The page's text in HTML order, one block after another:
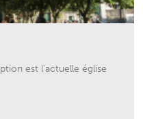
est l’actuelle église